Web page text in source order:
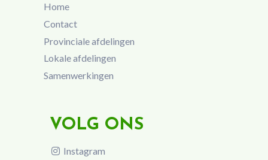
Home
Contact
Provinciale afdelingen
Lokale afdelingen
Samenwerkingen
VOLG ONS
Instagram